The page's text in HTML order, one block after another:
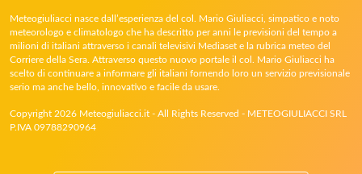
Meteogiuliacci nasce dall’esperienza del col. Mario Giuliacci, simpatico e noto
meteorologo e climatologo che ha descritto per anni le previsioni del tempo a
milioni di italiani attraverso i canali televisivi Mediaset e la rubrica meteo del
Corriere della Sera. Attraverso questo nuovo portale il col. Mario Giuliacci ha
scelto di continuare a informare gli italiani fornendo loro un servizio previsionale
serio ma anche bello, innovativo e facile da usare.
Copyright 2026 Meteogiuliacci.it - All Rights Reserved - METEOGIULIACCI SRL
P.IVA 09788290964